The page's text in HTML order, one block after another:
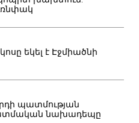
եկել է Էջմիածնի
պատմության
նախադեպը